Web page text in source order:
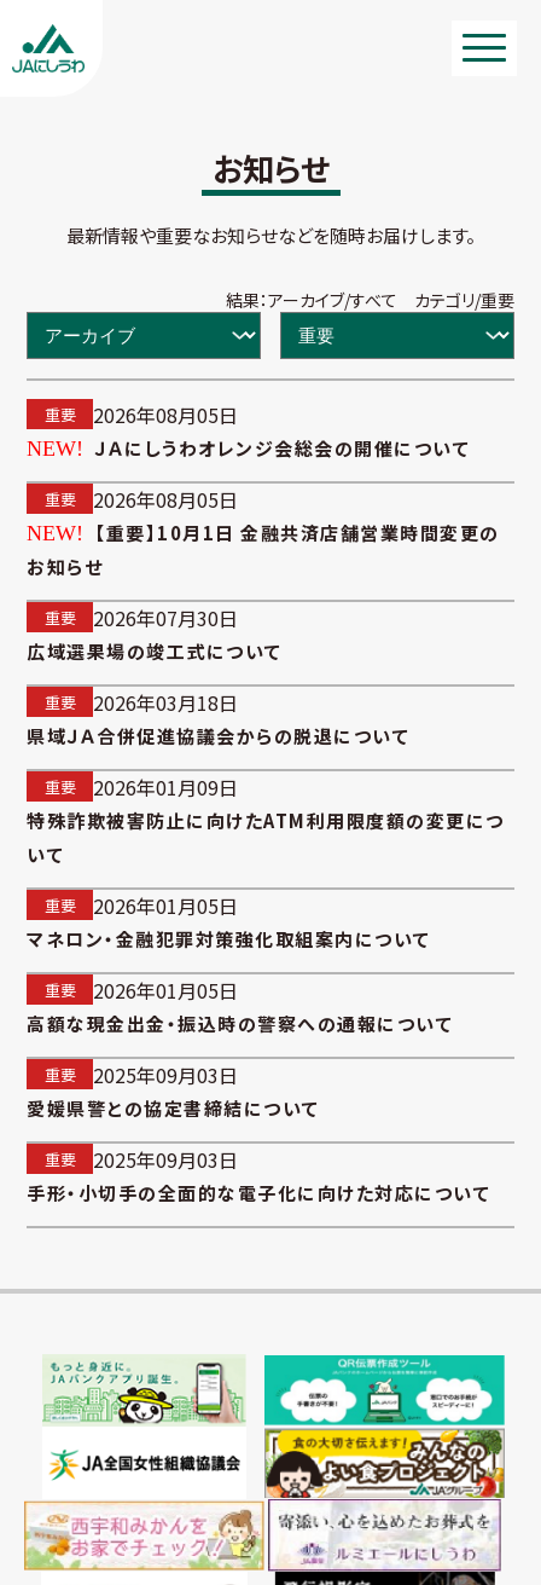
お知らせ
最新情報や重要なお知らせなどを随時お届けします。
結果：アーカイブ/すべて カテゴリ/重要
2026年08月05日
重要
ＪＡにしうわオレンジ会総会の開催について
2026年08月05日
重要
【重要】10月1日 金融共済店舗営業時間変更の
お知らせ
2026年07月30日
重要
広域選果場の竣工式について
2026年03月18日
重要
県域ＪＡ合併促進協議会からの脱退について
2026年01月09日
重要
特殊詐欺被害防止に向けたATM利用限度額の変更につ
いて
2026年01月05日
重要
マネロン・金融犯罪対策強化取組案内について
2026年01月05日
重要
高額な現金出金・振込時の警察への通報について
2025年09月03日
重要
愛媛県警との協定書締結について
2025年09月03日
重要
手形・小切手の全面的な電子化に向けた対応について